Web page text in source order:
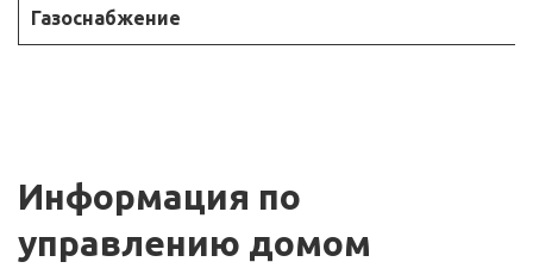
Газоснабжение
Информация по
управлению домом